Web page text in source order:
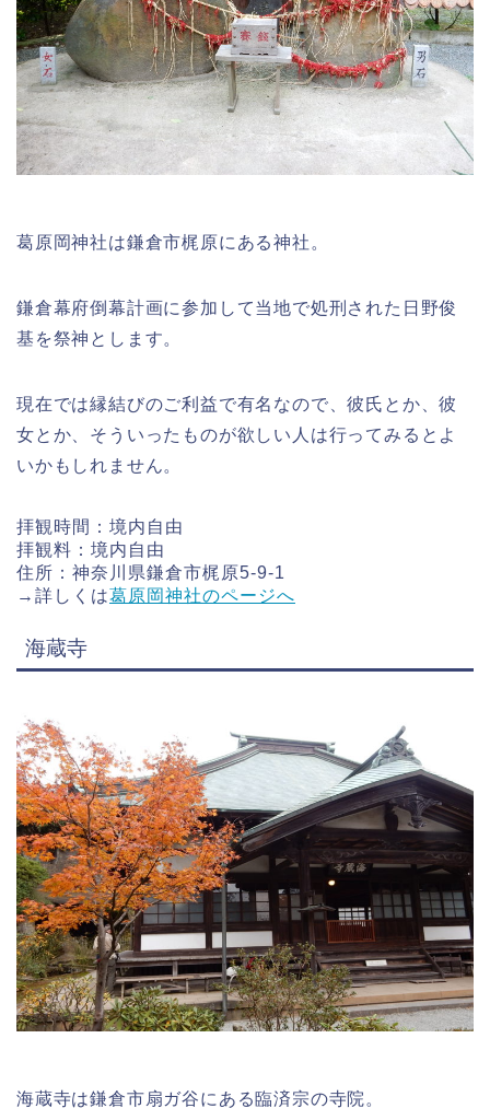
葛原岡神社は鎌倉市梶原にある神社。
鎌倉幕府倒幕計画に参加して当地で処刑された日野俊
基を祭神とします。
現在では縁結びのご利益で有名なので、彼氏とか、彼
女とか、そういったものが欲しい人は行ってみるとよ
いかもしれません。
拝観時間：境内自由
拝観料：境内自由
住所：神奈川県鎌倉市梶原5-9-1
→詳しくは葛原岡神社のページへ
海蔵寺
海蔵寺は鎌倉市扇ガ谷にある臨済宗の寺院。